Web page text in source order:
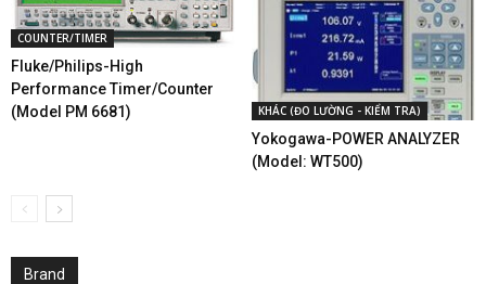
COUNTER/TIMER
Fluke/Philips-High
Performance Timer/Counter
(Model PM 6681)
KHÁC (ĐO LƯỜNG - KIỂM TRA)
Yokogawa-POWER ANALYZER
(Model: WT500)
Brand